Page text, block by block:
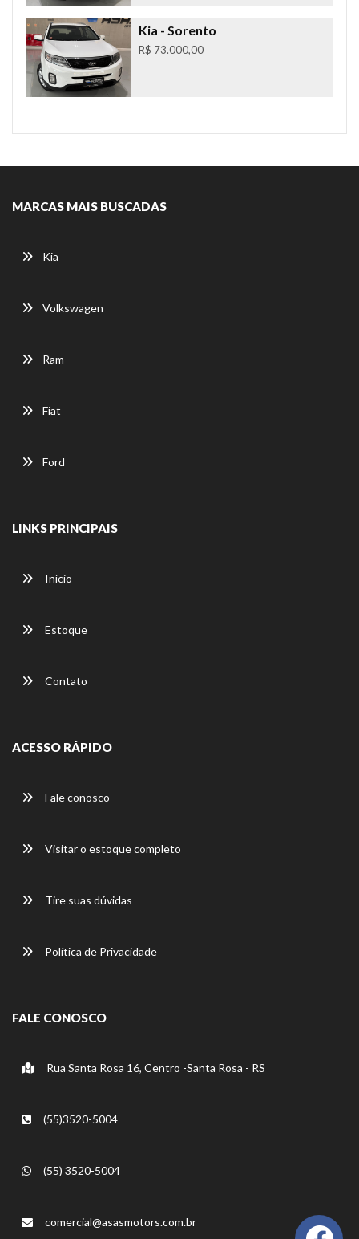
Kia - Sorento
R$ 73.000,00
MARCAS MAIS BUSCADAS
Kia
Volkswagen
Ram
Fiat
Ford
LINKS PRINCIPAIS
Início
Estoque
Contato
ACESSO RÁPIDO
Fale conosco
Visitar o estoque completo
Tire suas dúvidas
Política de Privacidade
FALE CONOSCO
Rua Santa Rosa 16, Centro -Santa Rosa - RS
(55)3520-5004
(55) 3520-5004
comercial@asasmotors.com.br